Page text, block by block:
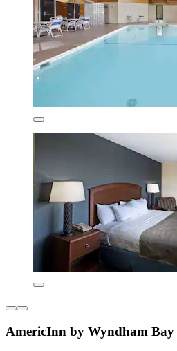
AmericInn by Wyndham